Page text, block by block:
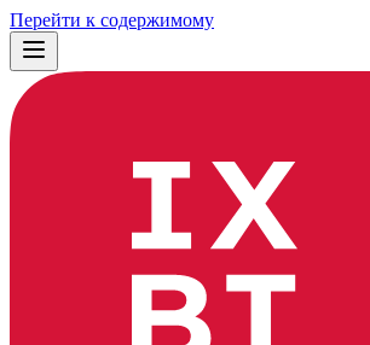
Перейти к содержимому